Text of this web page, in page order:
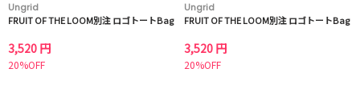
Ungrid
FRUIT OF THE LOOM別注 ロゴトートBag
3,520 円
20%OFF
Ungrid
FRUIT OF THE LOOM別注 ロゴトートBag
3,520 円
20%OFF